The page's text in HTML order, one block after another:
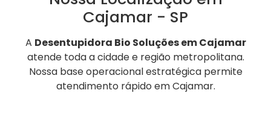
Cajamar - SP
A Desentupidora Bio Soluções em Cajamar
atende toda a cidade e região metropolitana.
Nossa base operacional estratégica permite
atendimento rápido em Cajamar.